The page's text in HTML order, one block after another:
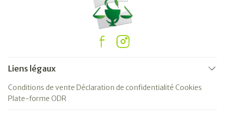
Liens légaux
Conditions de vente Déclaration de confidentialité Cookies
Plate-forme ODR